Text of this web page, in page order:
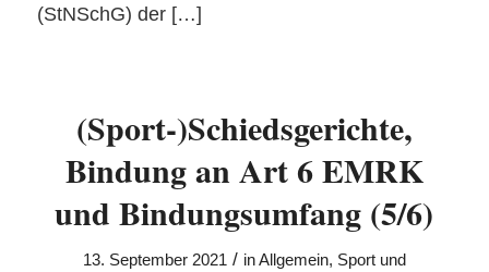
(StNSchG) der […]
(Sport-)Schiedsgerichte,
Bindung an Art 6 EMRK
und Bindungsumfang (5/6)
13. September 2021 / inAllgemein, Sport und